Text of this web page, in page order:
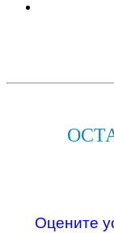
Оцените